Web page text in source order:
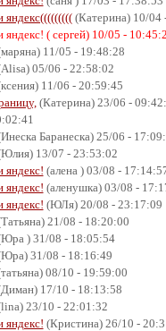
яндекс((((((((((Катерина) 10/04
яндекс! ( сергей) 10/05 -
11/05 - 19:48:28
05/06 - 22:58:02
11/06 - 20:59:45
(Катерина) 23/06 -
Баранеска) 25/06 -
13/07 - 23:53:02
яндекс! (алена ) 03/08 -
яндекс! (аленушка) 03/08 -
яндекс! (ЮЛя) 20/08 - 23:17:09
21/08 - 18:20:00
) 31/08 - 18:05:54
31/08 - 18:16:49
08/10 - 19:59:00
17/10 - 18:13:58
23/10 - 22:01:32
яндекс! (Кристина) 26/10 -